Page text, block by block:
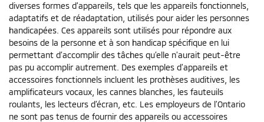
diverses formes d’appareils, tels que les appareils fonctionnels,
adaptatifs et de réadaptation, utilisés pour aider les personnes
handicapées. Ces appareils sont utilisés pour répondre aux
besoins de la personne et à son handicap spécifique en lui
permettant d’accomplir des tâches qu’elle n’aurait peut-être
pas pu accomplir autrement. Des exemples d’appareils et
accessoires fonctionnels incluent les prothèses auditives, les
amplificateurs vocaux, les cannes blanches, les fauteuils
roulants, les lecteurs d’écran, etc. Les employeurs de l’Ontario
ne sont pas tenus de fournir des appareils ou accessoires